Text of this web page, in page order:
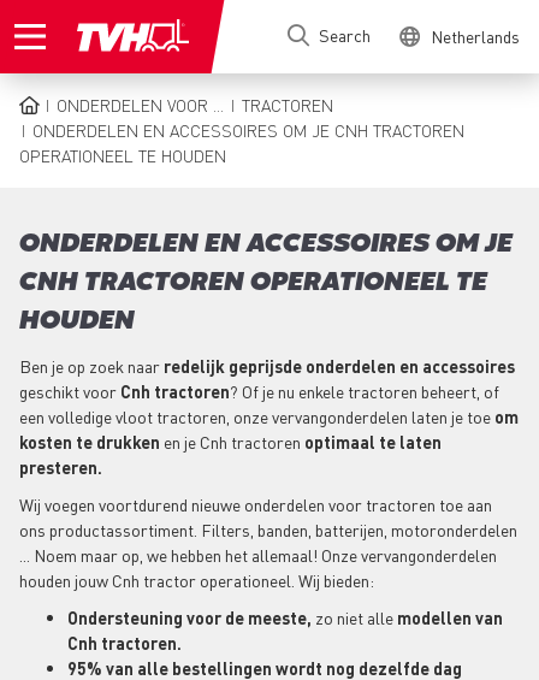
to
Search Netherlands
BREADCRUMB
ONDERDELEN VOOR ...
TRACTOREN
ONDERDELEN EN ACCESSOIRES OM JE CNH TRACTOREN
OPERATIONEEL TE HOUDEN
ONDERDELEN EN ACCESSOIRES OM JE
CNH TRACTOREN OPERATIONEEL TE
HOUDEN
Ben je op zoek naar redelijk geprijsde onderdelen en accessoires
geschikt voor Cnh tractoren? Of je nu enkele tractoren beheert, of
een volledige vloot tractoren, onze vervangonderdelen laten je toe om
kosten te drukken en je Cnh tractoren optimaal te laten
presteren.
Wij voegen voortdurend nieuwe onderdelen voor tractoren toe aan
ons productassortiment. Filters, banden, batterijen, motoronderdelen
... Noem maar op, we hebben het allemaal! Onze vervangonderdelen
houden jouw Cnh tractor operationeel. Wij bieden:
Ondersteuning voor de meeste, zo niet alle modellen van
Cnh tractoren.
95% van alle bestellingen wordt nog dezelfde dag